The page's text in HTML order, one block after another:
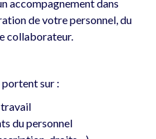
accompagnement dans
de votre personnel, du
collaborateur.
sur :
du personnel